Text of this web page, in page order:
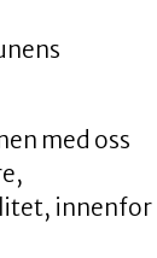
med oss
innenfor